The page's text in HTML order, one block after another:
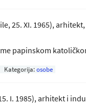
25. XI. 1965),
papinskom
Kategorija:osobe
I. 1985), arhitekt i